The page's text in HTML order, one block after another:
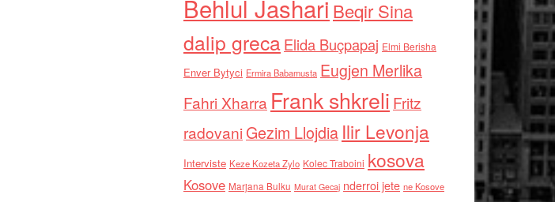
Behlul Jashari Beqir Sina
dalip grecaElida Buçpapaj Elmi Berisha
Enver Bytyci Ermira Babamusta Eugjen Merlika
Fahri Xharra Frank shkreli Fritz
radovaniGezim Llojdia Ilir Levonja
Interviste Keze Kozeta Zylo Kolec Traboini kosova
Kosove Marjana Bulku Murat Gecaj nderroi jete ne Kosove